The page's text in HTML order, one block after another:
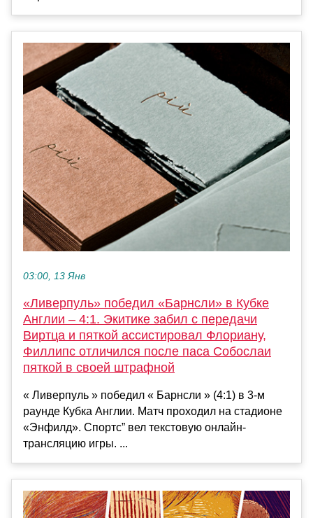
03:00, 13 Янв
«Ливерпуль» победил «Барнсли» в Кубке
Англии – 4:1. Экитике забил с передачи
Виртца и пяткой ассистировал Флориану,
Филлипс отличился после паса Собослаи
пяткой в своей штрафной
« Ливерпуль » победил « Барнсли » (4:1) в 3-м
раунде Кубка Англии. Матч проходил на стадионе
«Энфилд». Спортс” вел текстовую онлайн-
трансляцию игры. ...